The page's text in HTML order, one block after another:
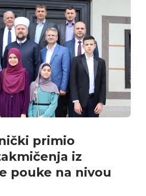
primio
iz
pouke na nivou